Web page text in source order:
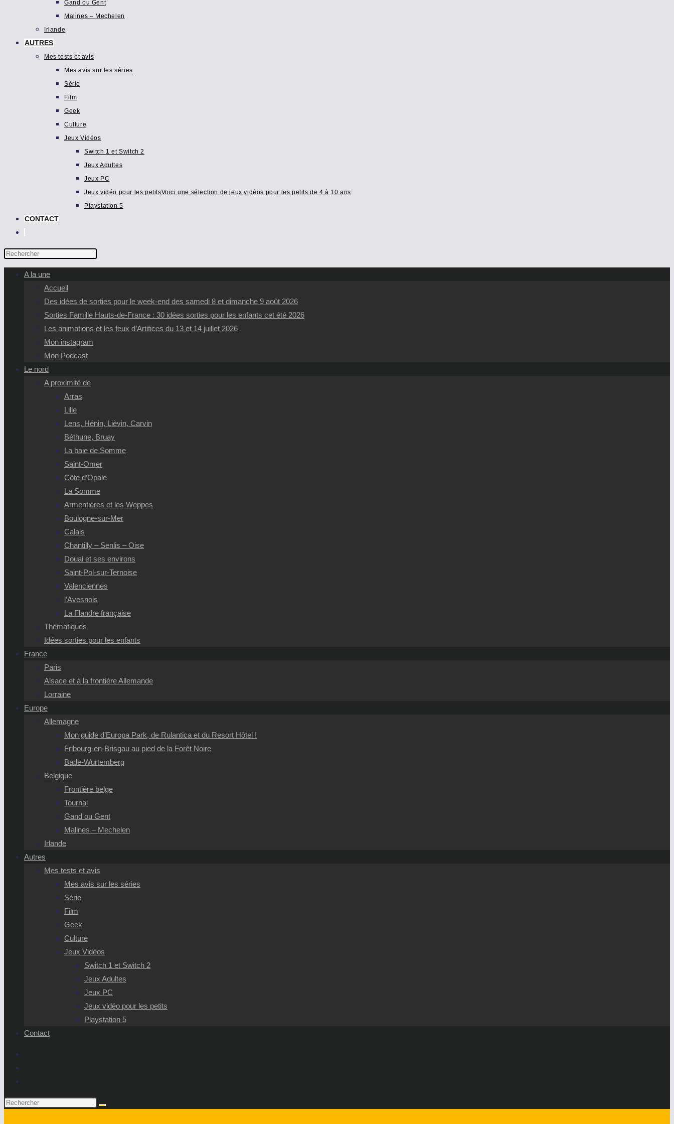
Gand ou Gent
Malines – Mechelen
Irlande
AUTRES
Mes tests et avis
Mes avis sur les séries
Série
Film
Geek
Culture
Jeux Vidéos
Switch 1 et Switch 2
Jeux Adultes
Jeux PC
Jeux vidéo pour les petitsVoici une sélection de jeux vidéos pour les petits de 4 à 10 ans
Playstation 5
CONTACT
TOGGLE
SEARCH
Escape
the
search
panel.
A la une
Accueil
Des idées de sorties pour le week-end des samedi 8 et dimanche 9 août 2026
Sorties Famille Hauts-de-France : 30 idées sorties pour les enfants cet été 2026
Les animations et les feux d’Artifices du 13 et 14 juillet 2026
Mon instagram
Mon Podcast
Le nord
A proximité de
Arras
Lille
Lens, Hénin, Lièvin, Carvin
Béthune, Bruay
La baie de Somme
Saint-Omer
Côte d’Opale
La Somme
Armentières et les Weppes
Boulogne-sur-Mer
Calais
Chantilly – Senlis – Oise
Douai et ses environs
Saint-Pol-sur-Ternoise
Valenciennes
l’Avesnois
La Flandre française
Thématiques
Idées sorties pour les enfants
France
Paris
Alsace et à la frontière Allemande
Lorraine
Europe
Allemagne
Mon guide d’Europa Park, de Rulantica et du Resort Hôtel !
Fribourg-en-Brisgau au pied de la Forêt Noire
Bade-Wurtemberg
Belgique
Frontière belge
Tournai
Gand ou Gent
Malines – Mechelen
Irlande
Autres
Mes tests et avis
Mes avis sur les séries
Série
Film
Geek
Culture
Jeux Vidéos
Switch 1 et Switch 2
Jeux Adultes
Jeux PC
Jeux vidéo pour les petits
Playstation 5
Contact
Rechercher